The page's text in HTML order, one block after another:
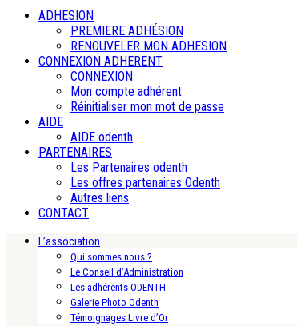
ADHESION
PREMIERE ADHÉSION
RENOUVELER MON ADHESION
CONNEXION ADHERENT
CONNEXION
Mon compte adhérent
Réinitialiser mon mot de passe
AIDE
AIDE odenth
PARTENAIRES
Les Partenaires odenth
Les offres partenaires Odenth
Autres liens
CONTACT
L’association
Qui sommes nous ?
Le Conseil d’Administration
Les adhérents ODENTH
Galerie Photo Odenth
Témoignages Livre d’Or